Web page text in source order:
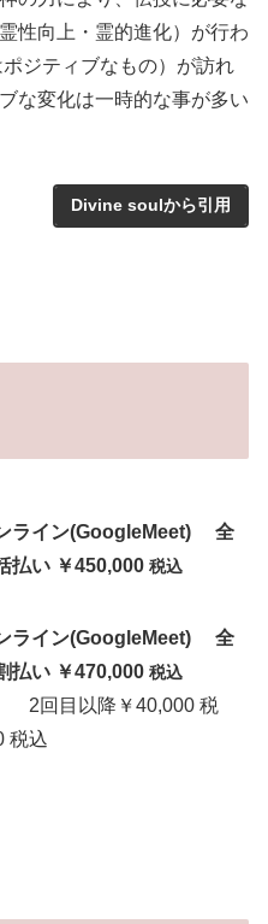
性向上・霊的進化）が行わ
ジティブなもの）が訪れ
な変化は一時的な事が多い
Divine soulから引用
ライン(GoogleMeet)
全
い ￥450,000 税込
ライン(GoogleMeet)
全
い ￥470,000 税込
2回目以降￥40,000 税
込